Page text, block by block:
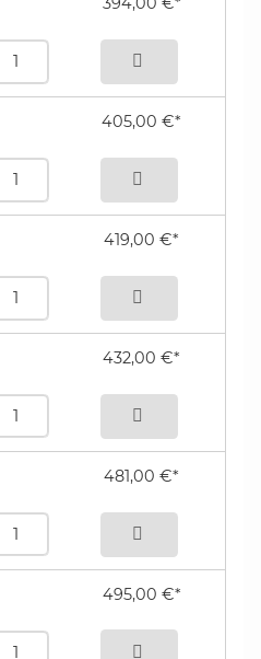
405,00 €*
419,00 €*
432,00 €*
481,00 €*
bestellen
495,00 €*
bestellen